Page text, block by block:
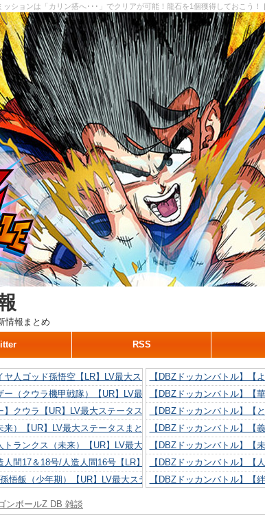
ションは「カリン搭へ･･･」でクリアが可能！龍石を1個獲得しておこう！
情報まとめ
RSS
人ゴッド孫悟空【LR】LV最大ステータスまとめ！
（クウラ機甲戦隊）【UR】LV最大ステータスまとめ！
クウラ【UR】LV最大ステータスまとめ！
来）【UR】LV最大ステータスまとめ！
ランクス（未来）【UR】LV最大ステータスまとめ！
間17＆18号/人造人間16号【LR】LV最大ステータスまとめ！
悟飯（少年期）【UR】LV最大ステータスまとめ！
間18号【UR】LV最大ステータスまとめ！
【UR】LV最大ステータスまとめ！
【DBZドッカンバトル】【
【DBZドッカンバトル】【
【DBZドッカンバトル】【
【DBZドッカンバトル】【
【DBZドッカンバトル】【
【DBZドッカンバトル】【
【DBZドッカンバトル】【
【DBZドッカンバトル】【
ンボールZ DB 雑談